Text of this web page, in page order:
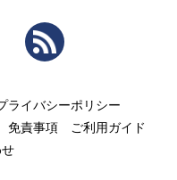
Twitter
ライバシーポリシー
免責事項
ご利用ガイド